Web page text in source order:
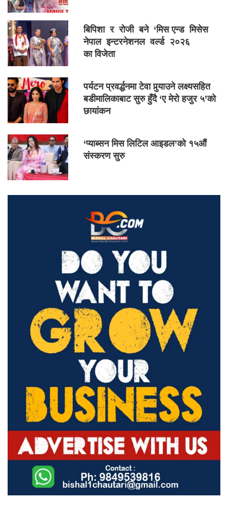
बिपिशा र रोजी बने ‘मिस एन्ड मिसेस
नेपाल इन्टरनेशनल वर्ल्ड २०२६
का विजेता
पर्यटन प्रवर्द्धनमा टेवा पुर्‍याउने लक्ष्यसहित
बडीमालिकाबाट सुरु हुँदै ‘ए मेरो हजुर ५’को
छायांकन
‘प्याब्सन मिस लिटिल आइडल’को १५औं
संस्करण सुरु